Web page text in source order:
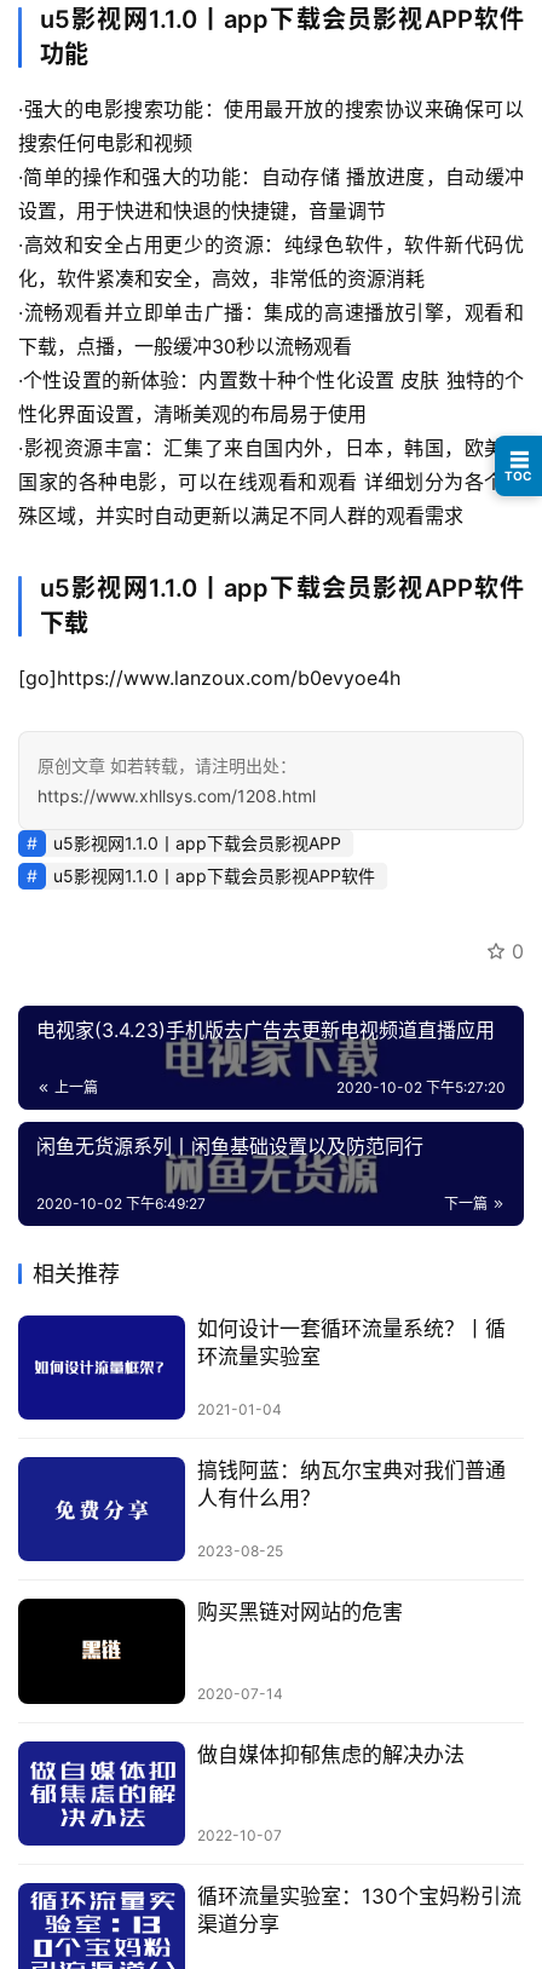
业
快
讯
开
眼
案
例
避
坑
指
运
百
科
创
源
会
登录 注册
u5影视网1.1.0丨app下载会员影视APP软件
功能
·强大的电影搜索功能：使用最开放的搜索协议来确保可以
搜索任何电影和视频
·简单的操作和强大的功能：自动存储 播放进度，自动缓冲
设置，用于快进和快退的快捷键，音量调节
·高效和安全占用更少的资源：纯绿色软件，软件新代码优
化，软件紧凑和安全，高效，非常低的资源消耗
·流畅观看并立即单击广播：集成的高速播放引擎，观看和
下载，点播，一般缓冲30秒以流畅观看
·个性设置的新体验：内置数十种个性化设置 皮肤 独特的个
性化界面设置，清晰美观的布局易于使用
·影视资源丰富：汇集了来自国内外，日本，韩国，欧美等
国家的各种电影，可以在线观看和观看 详细划分为各个特
殊区域，并实时自动更新以满足不同人群的观看需求
u5影视网1.1.0丨app下载会员影视APP软件
下载
[go]https://www.lanzoux.com/b0evyoe4h
原创文章 如若转载，请注明出处：
https://www.xhllsys.com/1208.html
u5影视网1.1.0丨app下载会员影视APP
u5影视网1.1.0丨app下载会员影视APP软件
0
电视家(3.4.23)手机版去广告去更新电视频道直播应用
上一篇 2020-10-02 下午5:27:20
闲鱼无货源系列丨闲鱼基础设置以及防范同行
下一篇
2020-10-02 下午6:49:27
相关推荐
如何设计一套循环流量系统？丨循
环流量实验室
2021-01-04
搞钱阿蓝：纳瓦尔宝典对我们普通
人有什么用？
2023-08-25
购买黑链对网站的危害
2020-07-14
做自媒体抑郁焦虑的解决办法
2022-10-07
循环流量实验室：130个宝妈粉引流
渠道分享
☰
TOC